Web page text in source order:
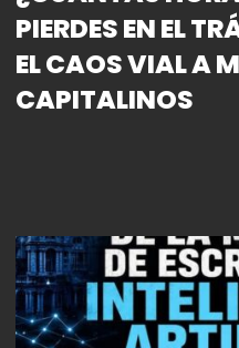
PIERDES EN EL
EL CAOS VIAL A
CAPITALINOS